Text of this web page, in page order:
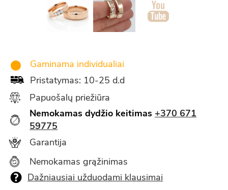
Gaminama individualiai
Pristatymas: 10-25 d.d
Papuošalų priežiūra
Nemokamas dydžio keitimas +370 671
59775
Garantija
Nemokamas grąžinimas
Dažniausiai užduodami klausimai